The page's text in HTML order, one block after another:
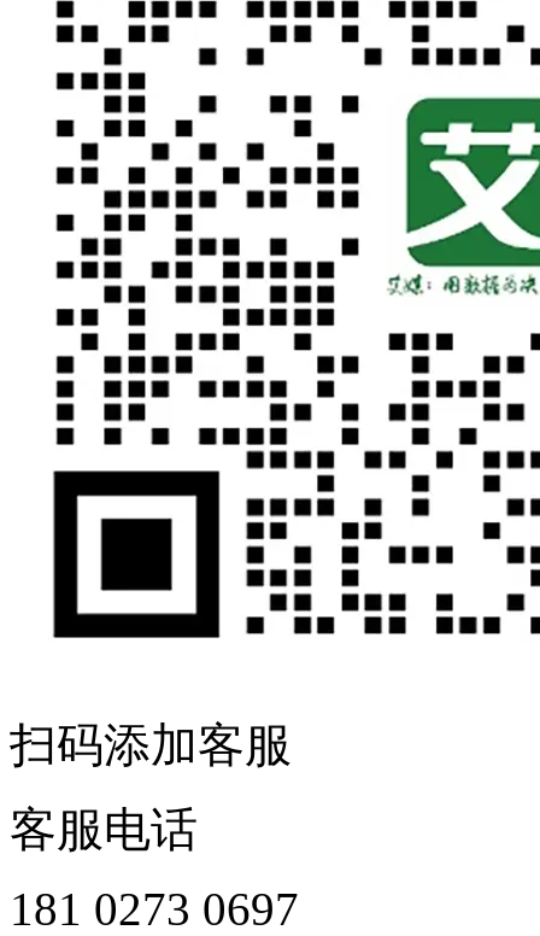
扫码添加客服
客服电话
181 0273 0697